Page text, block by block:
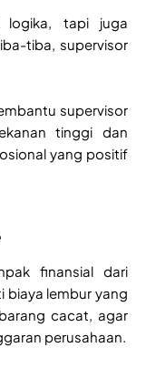
logika, tapi juga
tiba, supervisor
supervisor
tinggi dan
yang positif
finansial dari
biaya lembur yang
cacat, agar
perusahaan.